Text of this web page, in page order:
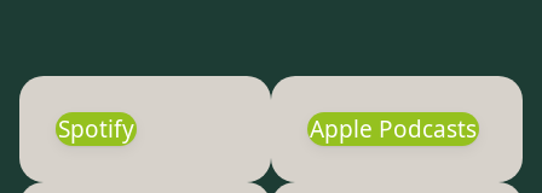
Spotify Apple Podcasts